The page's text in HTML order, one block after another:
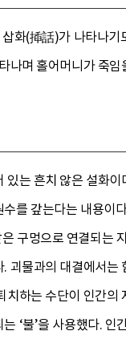
화(揷話)가 나타나
나며 홀어머니가 죽임
있는 흔치 않은 설화
를 갚는다는 내용이
구멍으로 연결되는
괴물과의 대결에서
하는 수단이 인간
‘불’을 사용했다.